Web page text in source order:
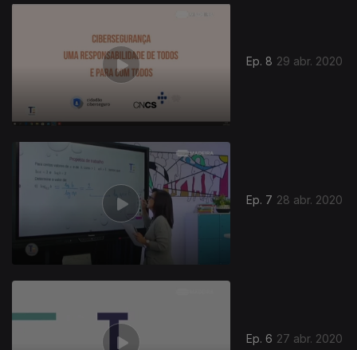
Ep. 8 29 abr. 2020
Ep. 7 28 abr. 2020
Ep. 6 27 abr. 2020